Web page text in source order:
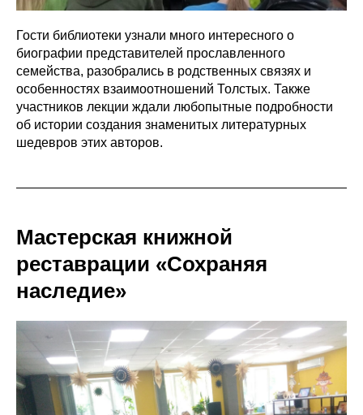
Гости библиотеки узнали много интересного о
биографии представителей прославленного
семейства, разобрались в родственных связях и
особенностях взаимоотношений Толстых. Также
участников лекции ждали любопытные подробности
об истории создания знаменитых литературных
шедевров этих авторов.
Мастерская книжной
реставрации «Сохраняя
наследие»